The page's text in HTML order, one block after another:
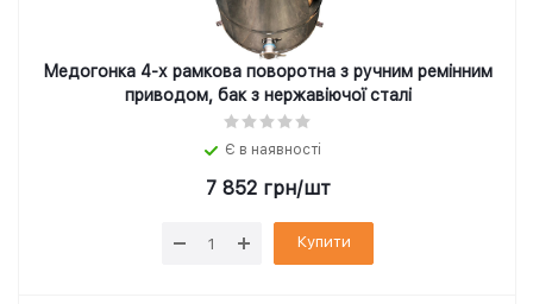
Медогонка 4-х рамкова поворотна з ручним ремінним
приводом, бак з нержавіючої сталі
Є в наявності
7 852грн/шт
Купити